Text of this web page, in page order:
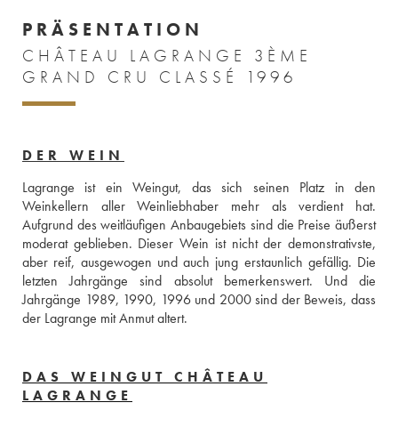
PRÄSENTATION
CHÂTEAU LAGRANGE 3ÈME
GRAND CRU CLASSÉ 1996
DER WEIN
Lagrange ist ein Weingut, das sich seinen Platz in den
Weinkellern aller Weinliebhaber mehr als verdient hat.
Aufgrund des weitläufigen Anbaugebiets sind die Preise äußerst
moderat geblieben. Dieser Wein ist nicht der demonstrativste,
aber reif, ausgewogen und auch jung erstaunlich gefällig. Die
letzten Jahrgänge sind absolut bemerkenswert. Und die
Jahrgänge 1989, 1990, 1996 und 2000 sind der Beweis, dass
der Lagrange mit Anmut altert.
DAS WEINGUT CHÂTEAU
LAGRANGE